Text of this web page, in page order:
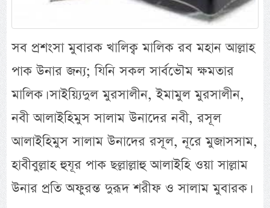
সব প্রশংসা মুবারক খালিক্ব মালিক রব মহান আল্লাহ
পাক উনার জন্য; যিনি সকল সার্বভৌম ক্ষমতার
মালিক। সাইয়্যিদুল মুরসালীন, ইমামুল মুরসালীন,
নবী আলাইহিমুস সালাম উনাদের নবী, রসূল
আলাইহিমুস সালাম উনাদের রসূল, নূরে মুজাসসাম,
হাবীবুল্লাহ হুযূর পাক ছল্লাল্লাহু আলাইহি ওয়া সাল্লাম
উনার প্রতি অফুরন্ত দুরূদ শরীফ ও সালাম মুবারক।